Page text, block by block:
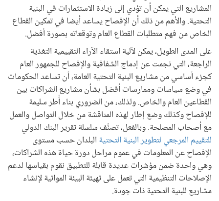
المشاريع التي يمكن أن تؤدي إلى زيادة الاستثمارات في البنية
التحتية. والأهم من ذلك أن الإفصاح يساعد أيضا في تمكين القطاع
الخاص من فهم متطلبات القطاع العام وتوقعاته بصورة أفضل.
على المدى الطويل، يمكن لآلية استقاء الآراء التقييمية التغذية
الراجعة، التي نجمت عن إدماج الشفافية والإفصاح للجمهور العام
كجزء أساسي من مشاريع البنية التحتية العامة، أن تساعد الحكومات
في وضع سياسات وممارسات أفضل بشأن مشاريع الشراكات بين
القطاعين العام والخاص. ولذلك، من الضروري بناء أُطر سليمة
للإفصاح وكذلك وضع إطار لهذه المناقشة من خلال التواصل والعمل
مع أصحاب المصلحة. وبالفعل، تصنِّف سلسلة تقرير البنك الدولي
للتقييم المرجعي لتطوير البنية التحتية البلدان حسب مستوى
الإفصاح عن المعلومات في عموم مراحل دورة حياة هذه الشراكات،
وهي واحدة ضمن مؤشرات عديدة قابلة للتطبيق نقوم بقياسها لدعم
الإصلاحات التنظيمية التي تعمل على تهيئة البيئة المواتية لإنشاء
مشاريع للبنية التحتية ذات جودة.